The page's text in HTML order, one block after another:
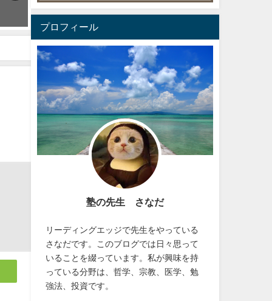
わる側の力量も、同じように、
重要である
2023年5月2日
2025年1月14日
プロフィール
塾の先生 さなだ
リーディングエッジで先生をやっている
さなだです。このブログでは日々思って
いることを綴っています。私が興味を持
っている分野は、哲学、宗教、医学、勉
強法、投資です。